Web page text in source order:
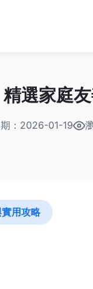
選家庭
： 2026-01-19
用攻略